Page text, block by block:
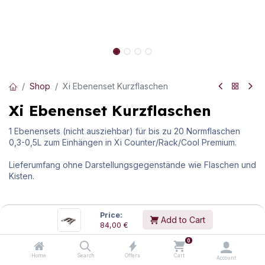
Price:
84,00 € Add to Cart
Home Search Offers
0
Cart Account
Shop Xi Ebenenset Kurzflaschen
Xi Ebenenset Kurzflaschen
1 Ebenensets (nicht ausziehbar) für bis zu 20 Normflaschen
0,3-0,5L zum Einhängen in Xi Counter/Rack/Cool Premium.
Lieferumfang ohne Darstellungsgegenstände wie Flaschen und
Kisten.
Abmessungen:(H/B/T)540 mm / 100 mm / 540 mm
5,02kg
84,00€ % MwSt.